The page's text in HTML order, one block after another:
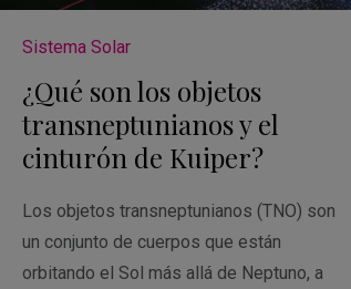
Sistema Solar
¿Qué son los objetos
transneptunianos y el
cinturón de Kuiper?
Los objetos transneptunianos (TNO) son
un conjunto de cuerpos que están
orbitando el Sol más allá de Neptuno, a